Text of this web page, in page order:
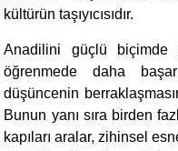
kültürün taşıyıcısıdır.
Anadilini güçlü biçimde
öğrenmede daha
düşüncenin
Bunun yanı sıra birden
kapıları aralar, zihinsel